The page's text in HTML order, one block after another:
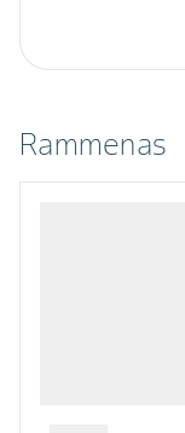
Rammenas